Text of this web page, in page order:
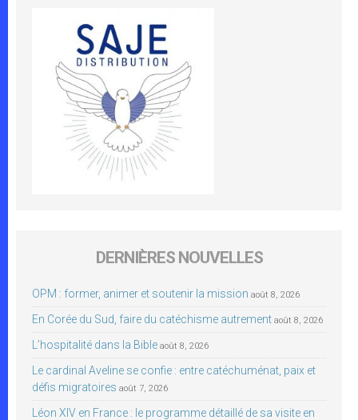
DERNIÈRES NOUVELLES
OPM : former, animer et soutenir la mission août 8, 2026
En Corée du Sud, faire du catéchisme autrement août 8, 2026
L’hospitalité dans la Bible août 8, 2026
Le cardinal Aveline se confie : entre catéchuménat, paix et
défis migratoires août 7, 2026
Léon XIV en France : le programme détaillé de sa visite en